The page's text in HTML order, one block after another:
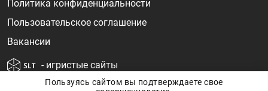
Политика конфиденциальности
Пользовательское соглашение
Вакансии
- игристые сайты
Пользуясь сайтом вы подтверждаете свое